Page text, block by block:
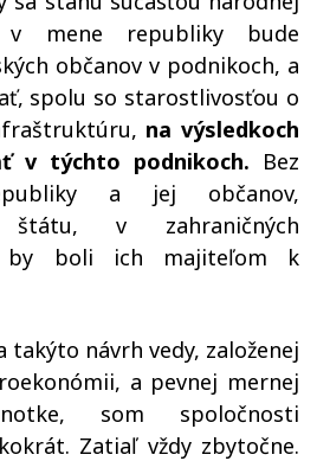
v mene republiky bude
občanov v podnikoch, a
spolu so starostlivosťou o
na výsledkoch
v týchto podnikoch. Bez
a jej občanov,
štátu, v zahraničných
by boli ich majiteľom k
takýto návrh vedy, založenej
a pevnej mernej
som spoločnosti
Zatiaľ vždy zbytočne.